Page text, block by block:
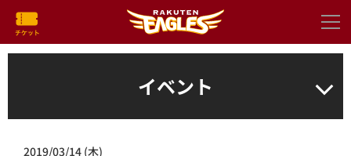
イベント
2019/03/14 (木)